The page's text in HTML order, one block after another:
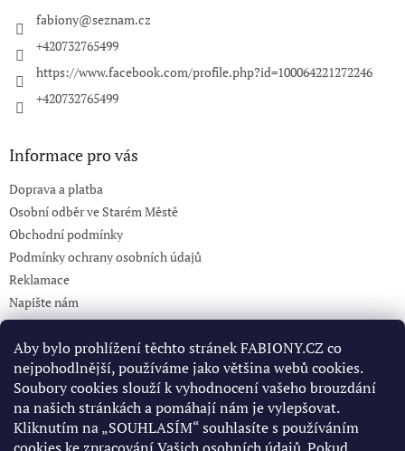
Aby bylo prohlížení těchto stránek FABIONY.CZ co
nejpohodlnější, používáme jako většina webů cookies.
Soubory cookies slouží k vyhodnocení vašeho brouzdání
na našich stránkách a pomáhají nám je vylepšovat.
Kliknutím na „SOUHLASÍM“ souhlasíte s používáním
fabiony@seznam.cz
+420732765499
https://www.facebook.com/profile.php?id=100064221272246
+420732765499
Informace pro vás
Doprava a platba
Osobní odběr ve Starém Městě
Obchodní podmínky
Podmínky ochrany osobních údajů
Reklamace
Napište nám
KONTAKT 732765499
Pinterest